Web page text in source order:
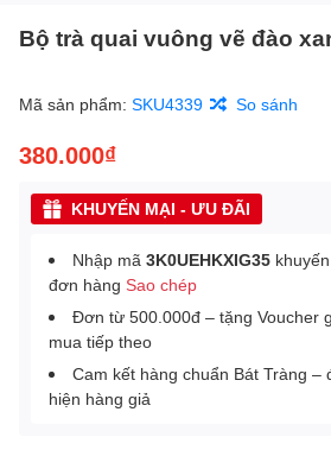
Bộ trà quai vuông vẽ đào
Mã sản phẩm: SKU4339 So sánh
380.000₫
KHUYẾN MẠI - ƯU ĐÃI
Nhập mã 3K0UEHKXIG35
đơn hàng Sao chép
Đơn từ 500.000đ – tặng Voucher
mua tiếp theo
Cam kết hàng chuẩn Bát Tràng –
hiện hàng giả